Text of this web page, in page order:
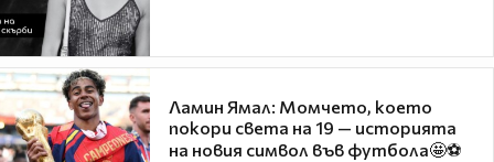
Ламин Ямал: Момчето, което
покори света на 19 — историята
на новия символ във футбола🤩⚽